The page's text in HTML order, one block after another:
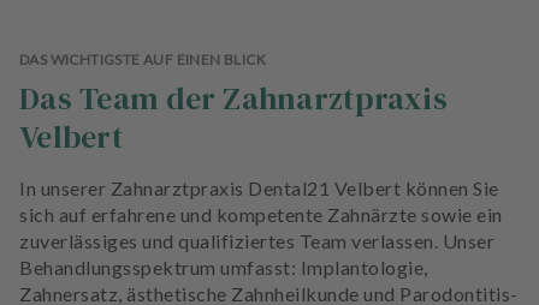
DAS WICHTIGSTE AUF EINEN BLICK
Das Team der Zahnarztpraxis
Velbert
In unserer Zahnarztpraxis Dental21 Velbert können Sie
sich auf erfahrene und kompetente Zahnärzte sowie ein
zuverlässiges und qualifiziertes Team verlassen. Unser
Behandlungsspektrum umfasst: Implantologie,
Zahnersatz, ästhetische Zahnheilkunde und Parodontitis-